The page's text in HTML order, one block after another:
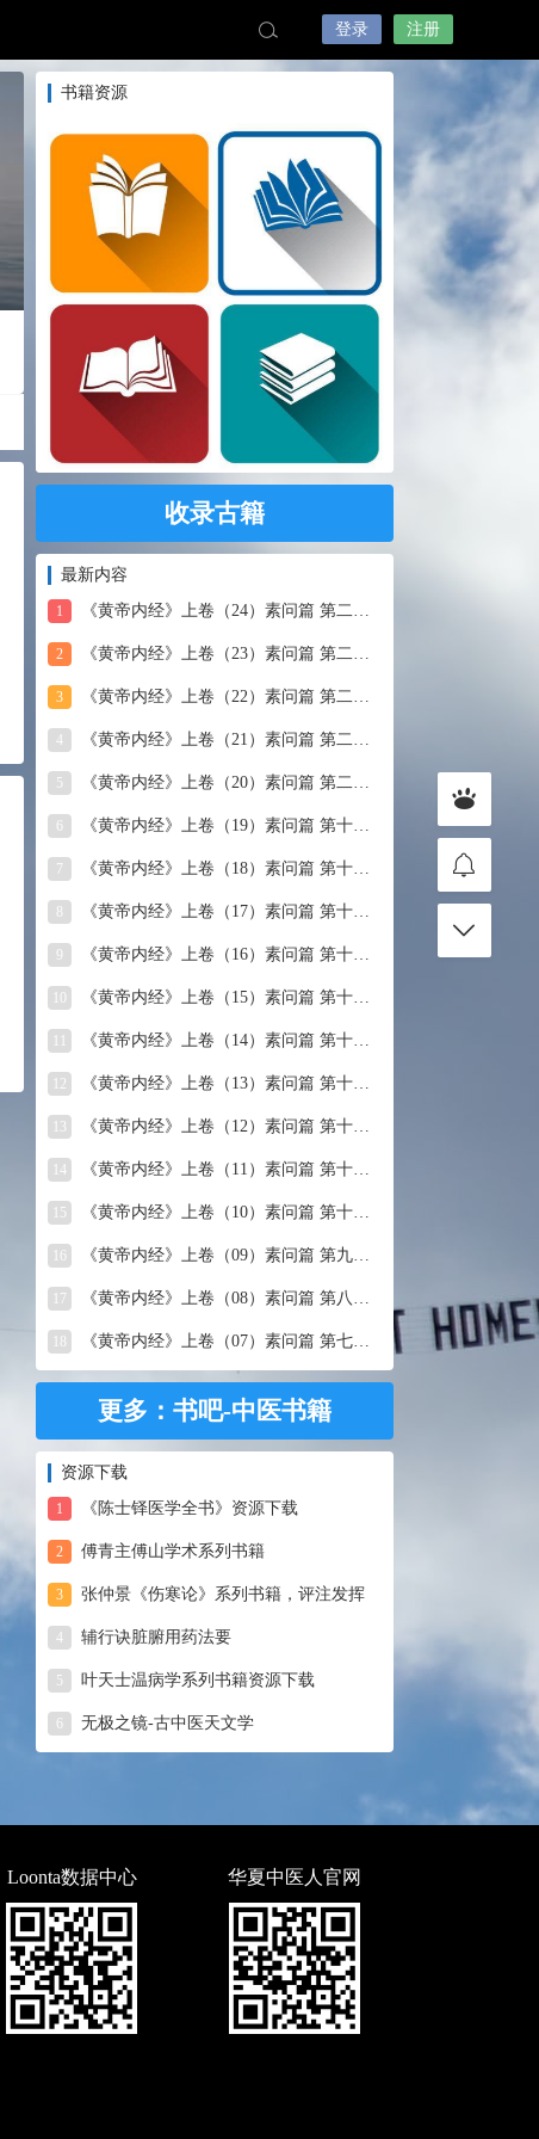
登录 注册
书籍资源
收录古籍
最新内容
1 《黄帝内经》上卷（24）素问篇 第二十四篇 血气形志篇第
2 《黄帝内经》上卷（23）素问篇 第二十三篇 宣明五气
3 《黄帝内经》上卷（22）素问篇 第二十二篇 藏气法时论
4 《黄帝内经》上卷（21）素问篇 第二十一篇 经脉别论
5 《黄帝内经》上卷（20）素问篇 第二十篇 三部九候论
6 《黄帝内经》上卷（19）素问篇 第十九篇 玉机真藏论
7 《黄帝内经》上卷（18）素问篇 第十八篇 平人气象论
《黄帝内经》上卷（17）素问篇 第十七篇 脉要精微论
9 《黄帝内经》上卷（16）素问篇 第十六篇 诊要经终论
《黄帝内经》上卷（15）素问篇 第十五篇 玉版论要
《黄帝内经》上卷（14）素问篇 第十四篇 汤液醪醴论
12 《黄帝内经》上卷（13）素问篇 第十三篇 移精变气论
13 《黄帝内经》上卷（12）素问篇 第十二篇 异法方宜论
14 《黄帝内经》上卷（11）素问篇 第十一篇 五藏别论
15 《黄帝内经》上卷（10）素问篇 第十篇 五藏生成
16 《黄帝内经》上卷（09）素问篇 第九篇 六节藏象论
17 《黄帝内经》上卷（08）素问篇 第八篇 灵兰秘典论
《黄帝内经》上卷（07）素问篇 第七篇 阴阳别论
更多：书吧-中医书籍
资源下载
1 《陈士铎医学全书》资源下载
2 傅青主傅山学术系列书籍
3 张仲景《伤寒论》系列书籍，评注发挥
4 辅行诀脏腑用药法要
5 叶天士温病学系列书籍资源下载
6 无极之镜-古中医天文学
Loonta数据中心 华夏中医人官网